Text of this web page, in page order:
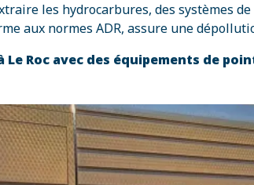
les hydrocarbures, des systèmes
aux normes ADR, assure une
Roc avec des équipements de